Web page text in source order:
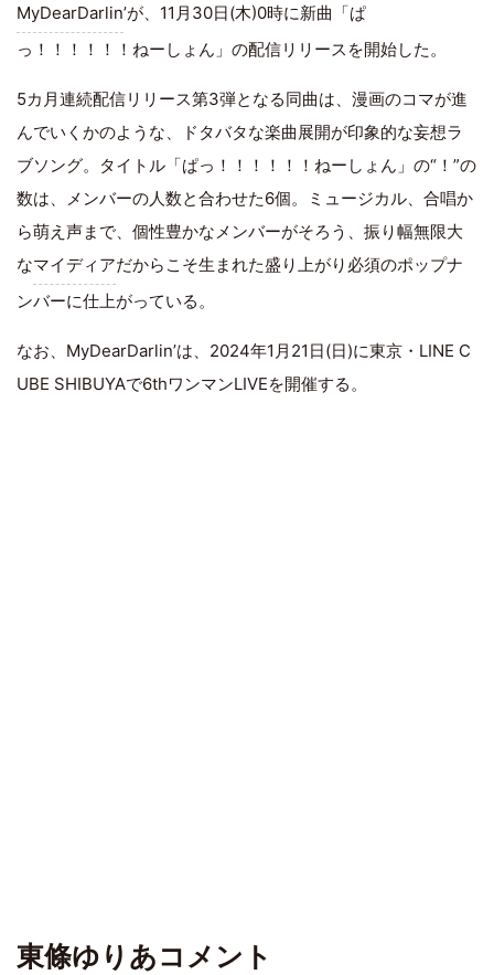
MyDearDarlin’が、11月30日(木)0時に新曲「ぱ
っ！！！！！！ねーしょん」の配信リリースを開始した。
5カ月連続配信リリース第3弾となる同曲は、漫画のコマが進
んでいくかのような、ドタバタな楽曲展開が印象的な妄想ラ
ブソング。タイトル「ぱっ！！！！！！ねーしょん」の“！”の
数は、メンバーの人数と合わせた6個。ミュージカル、合唱か
ら萌え声まで、個性豊かなメンバーがそろう、振り幅無限大
なマイディアだからこそ生まれた盛り上がり必須のポップナ
ンバーに仕上がっている。
なお、MyDearDarlin’は、2024年1月21日(日)に東京・LINE C
UBE SHIBUYAで6thワンマンLIVEを開催する。
東條ゆりあコメント